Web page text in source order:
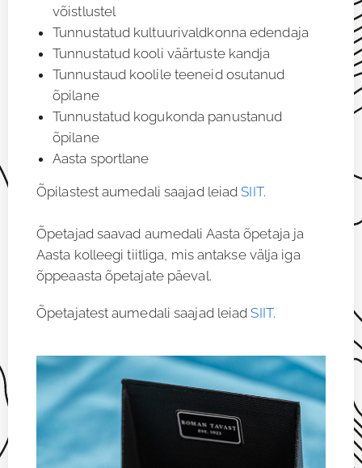
võistlustel
Tunnustatud kultuurivaldkonna edendaja
Tunnustatud kooli väärtuste kandja
Tunnustaud koolile teeneid osutanud
õpilane
Tunnustatud kogukonda panustanud
õpilane
Aasta sportlane
Õpilastest aumedali saajad leiadSIIT.
Õpetajad saavad aumedali Aasta õpetaja ja
Aasta kolleegi tiitliga, mis antakse välja iga
õppeaasta õpetajate päeval.
Õpetajatest aumedali saajad leiadSIIT.